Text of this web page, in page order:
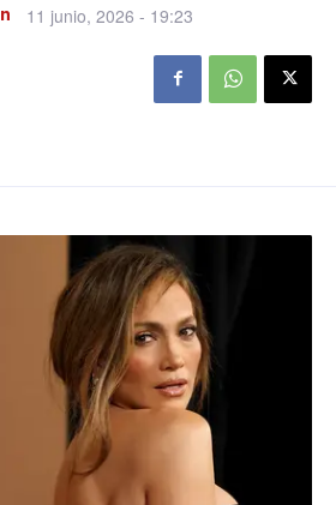
11 junio, 2026 - 19:23